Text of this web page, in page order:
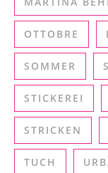
OTTOBRE
SOMMER
STICKEREI
STRICKEN
TUCH